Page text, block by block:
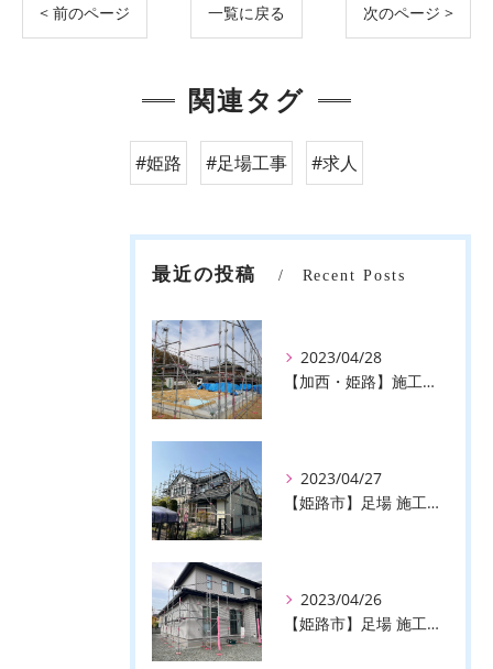
< 前のページ 一覧に戻る 次のページ >
関連タグ
#姫路 #足場工事 #求人
最近の投稿 Recent Posts
2023/04/28
【加西・姫路】施工事例のご紹介♪【株式会社ever】
2023/04/27
【姫路市】足場 施工事例のご紹介♪【株式会社ever】
2023/04/26
【姫路市】足場 施工事例のご紹介♪【株式会社ever】